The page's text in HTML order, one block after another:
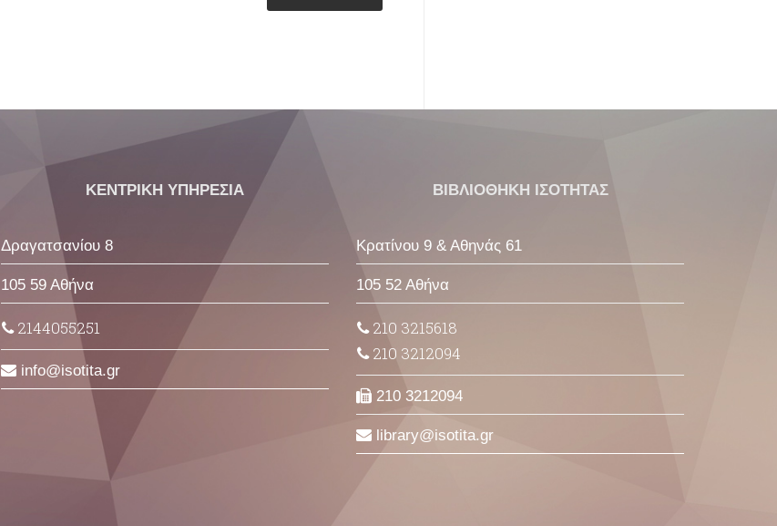
ΚΕΝΤΡΙΚΗ ΥΠΗΡΕΣΙΑ
Δραγατσανίου 8
105 59 Αθήνα
2144055251
info isotita gr
ΒΙΒΛΙΟΘΗΚΗ ΙΣΟΤΗΤΑΣ
Κρατίνου 9 & Αθηνάς 61
105 52 Αθήνα
210 3215618
210 3212094
210 3212094
library isotita gr